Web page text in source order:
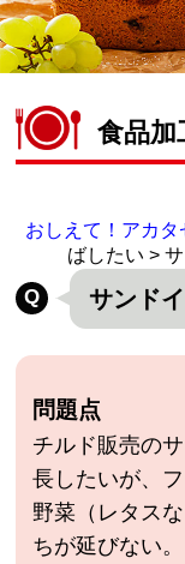
食品加
おしえて！アカタ
ばしたい >
サンド
問題点
チルド販売の
長したいが、
野菜（レタス
ちが延びない。